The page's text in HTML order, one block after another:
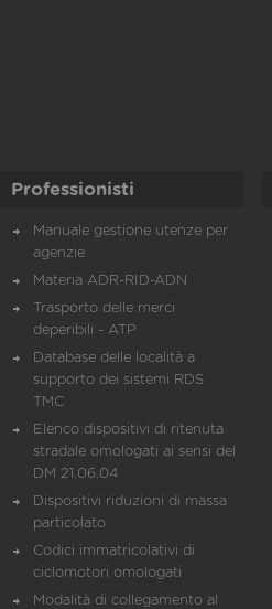
Professionisti
Manuale gestione utenze per
agenzie
Materia ADR-RID-ADN
Trasporto delle merci
deperibili - ATP
Database delle località a
supporto dei sistemi RDS
TMC
Elenco dispositivi di ritenuta
stradale omologati ai sensi del
DM 21.06.04
Dispositivi riduzioni di massa
particolato
Codici immatricolativi di
ciclomotori omologati
Modalità di collegamento al